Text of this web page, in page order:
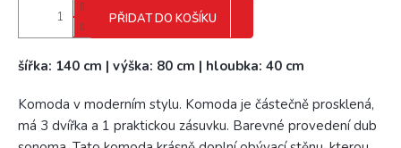
PŘIDAT DO KOŠÍKU
šířka: 140 cm | výška: 80 cm | hloubka: 40 cm
Komoda v moderním stylu. Komoda je částečně prosklená,
má 3 dvířka a 1 praktickou zásuvku. Barevné provedení dub